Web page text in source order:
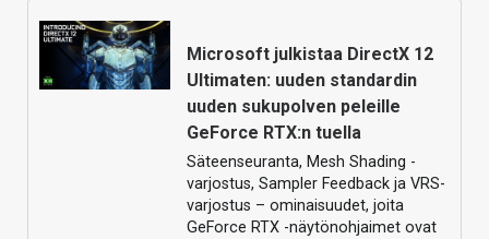
Microsoft julkistaa DirectX 12
Ultimaten: uuden standardin
uuden sukupolven peleille
GeForce RTX:n tuella
Säteenseuranta, Mesh Shading -
varjostus, Sampler Feedback ja VRS-
varjostus – ominaisuudet, joita
GeForce RTX -näytönohjaimet ovat